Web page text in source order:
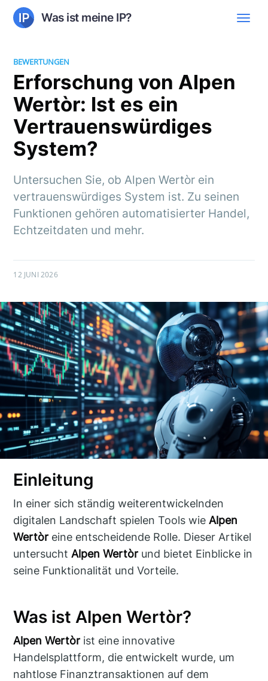
Was ist meine IP?
BEWERTUNGEN
Erforschung von Alpen
Wertòr: Ist es ein
Vertrauenswürdiges
System?
Untersuchen Sie, ob Alpen Wertòr ein
vertrauenswürdiges System ist. Zu seinen
Funktionen gehören automatisierter Handel,
Echtzeitdaten und mehr.
12 JUNI 2026
Einleitung
In einer sich ständig weiterentwickelnden
digitalen Landschaft spielen Tools wieAlpen
Wertòr eine entscheidende Rolle. Dieser Artikel
untersuchtAlpen Wertòr und bietet Einblicke in
seine Funktionalität und Vorteile.
Was ist Alpen Wertòr?
Alpen Wertòr ist eine innovative
Handelsplattform, die entwickelt wurde, um
nahtlose Finanztransaktionen auf dem